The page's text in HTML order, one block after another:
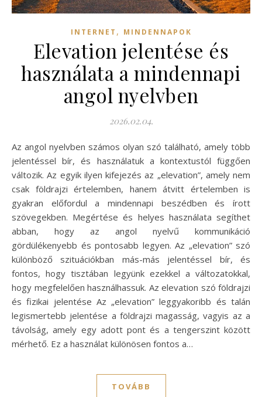
INTERNET , MINDENNAPOK
Elevation jelentése és
használata a mindennapi
angol nyelvben
2026.02.04.
Az angol nyelvben számos olyan szó található, amely több
jelentéssel bír, és használatuk a kontextustól függően
változik. Az egyik ilyen kifejezés az „elevation”, amely nem
csak földrajzi értelemben, hanem átvitt értelemben is
gyakran előfordul a mindennapi beszédben és írott
szövegekben. Megértése és helyes használata segíthet
abban, hogy az angol nyelvű kommunikáció
gördülékenyebb és pontosabb legyen. Az „elevation” szó
különböző szituációkban más-más jelentéssel bír, és
fontos, hogy tisztában legyünk ezekkel a változatokkal,
hogy megfelelően használhassuk. Az elevation szó földrajzi
és fizikai jelentése Az „elevation” leggyakoribb és talán
legismertebb jelentése a földrajzi magasság, vagyis az a
távolság, amely egy adott pont és a tengerszint között
mérhető. Ez a használat különösen fontos a…
TOVÁBB